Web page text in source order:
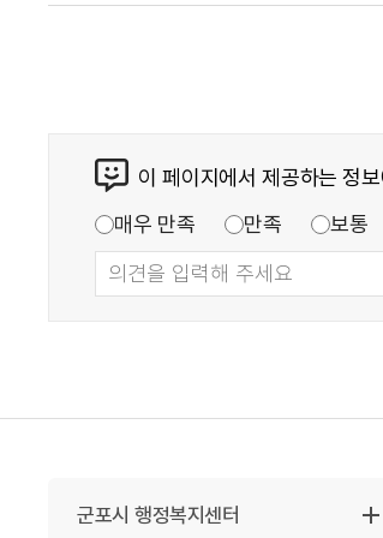
이 페이지에서 제공하는 정
매우 만족
만족 보통
군포시 행정복지센터